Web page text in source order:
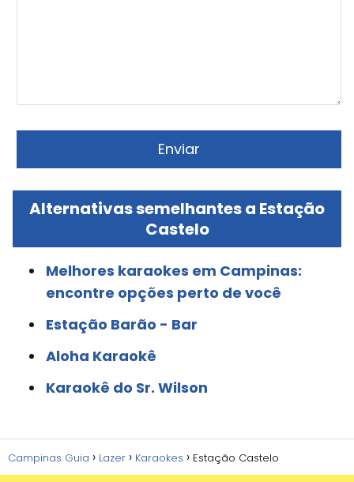
Alternativas semelhantes a Estação
Castelo
Melhores karaokes em Campinas:
encontre opções perto de você
Estação Barão - Bar
Aloha Karaokê
Karaokê do Sr. Wilson
Campinas Guia Lazer Karaokes Estação Castelo